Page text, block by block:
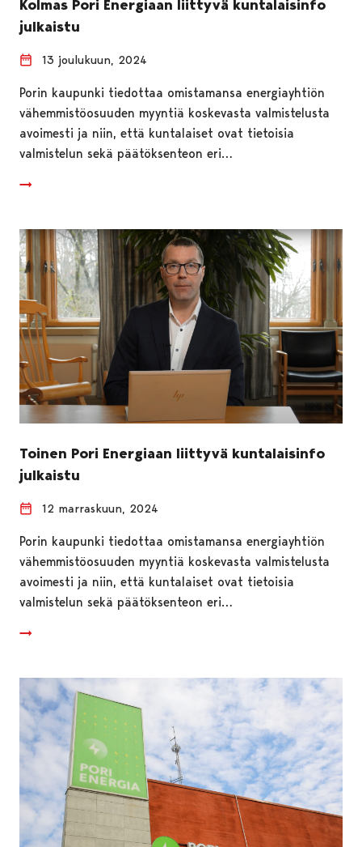
Kolmas Pori Energiaan liittyvä kuntalaisinfo
julkaistu
13 joulukuun, 2024
Porin kaupunki tiedottaa omistamansa energiayhtiön
vähemmistöosuuden myyntiä koskevasta valmistelusta
avoimesti ja niin, että kuntalaiset ovat tietoisia
valmistelun sekä päätöksenteon eri…
Toinen Pori Energiaan liittyvä kuntalaisinfo
julkaistu
12 marraskuun, 2024
Porin kaupunki tiedottaa omistamansa energiayhtiön
vähemmistöosuuden myyntiä koskevasta valmistelusta
avoimesti ja niin, että kuntalaiset ovat tietoisia
valmistelun sekä päätöksenteon eri…